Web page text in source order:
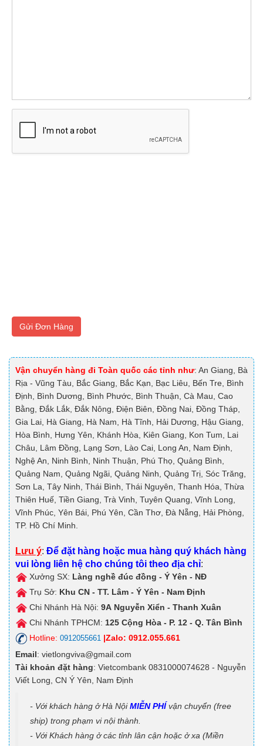
Gửi Đơn Hàng
Vận chuyển hàng đi Toàn quốc các tỉnh như: An Giang, Bà
Rịa - Vũng Tàu, Bắc Giang, Bắc Kạn, Bạc Liêu, Bến Tre, Bình
Định, Bình Dương, Bình Phước, Bình Thuận, Cà Mau, Cao
Bằng, Đắk Lắk, Đắk Nông, Điện Biên, Đồng Nai, Đồng Tháp,
Gia Lai, Hà Giang, Hà Nam, Hà Tĩnh, Hải Dương, Hậu Giang,
Hòa Bình, Hưng Yên, Khánh Hòa, Kiên Giang, Kon Tum, Lai
Châu, Lâm Đồng, Lạng Sơn, Lào Cai, Long An, Nam Định,
Nghệ An, Ninh Bình, Ninh Thuận, Phú Thọ, Quảng Bình,
Quảng Nam, Quảng Ngãi, Quảng Ninh, Quảng Trị, Sóc Trăng,
Sơn La, Tây Ninh, Thái Bình, Thái Nguyên, Thanh Hóa, Thừa
Thiên Huế, Tiền Giang, Trà Vinh, Tuyên Quang, Vĩnh Long,
Vĩnh Phúc, Yên Bái, Phú Yên, Cần Thơ, Đà Nẵng, Hải Phòng,
TP. Hồ Chí Minh.
Lưu ý: Để đặt hàng hoặc mua hàng quý khách hàng
vui lòng liên hệ cho chúng tôi theo địa chỉ:
Xưởng SX: Làng nghề đúc đồng - Ý Yên - NĐ
Trụ Sở: Khu CN - TT. Lâm - Ý Yên - Nam Định
Chi Nhánh Hà Nội: 9A Nguyễn Xiển - Thanh Xuân
Chi Nhánh TPHCM: 125 Cộng Hòa - P. 12 - Q. Tân Bình
Hotline: 0912055661 |Zalo: 0912.055.661
Email: vietlongviva@gmail.com
Tài khoản đặt hàng: Vietcombank 0831000074628 - Nguyễn
Viết Long, CN Ý Yên, Nam Định
- Với khách hàng ở Hà NộiMIỄN PHÍ vận chuyển (free
ship) trong phạm vi nội thành.
- Với Khách hàng ở các tỉnh lân cận hoặc ở xa (Miền